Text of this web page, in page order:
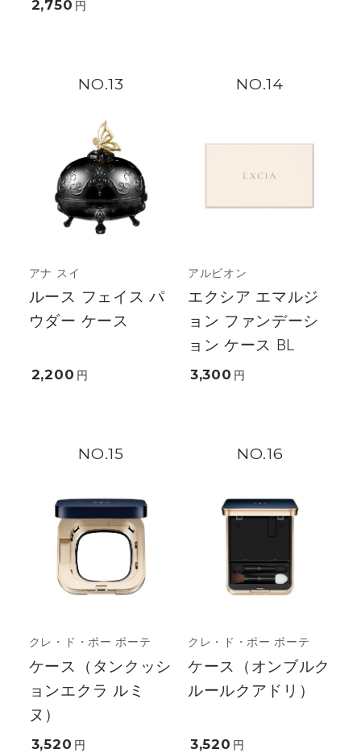
2,750 円
13
アナ スイ
ルース フェイス パ
ウダー ケース
2,200 円
14
アルビオン
エクシア エマルジ
ョン ファンデーシ
ョン ケース BL
3,300 円
15
クレ・ド・ポー ボーテ
ケース（タンクッシ
ョンエクラ ルミ
ヌ）
3,520 円
16
クレ・ド・ポー ボーテ
ケース（オンブルク
ルールクアドリ）
3,520 円